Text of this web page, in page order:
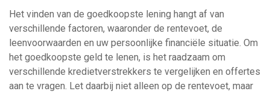
Het vinden van de goedkoopste lening hangt af van
verschillende factoren, waaronder de rentevoet, de
leenvoorwaarden en uw persoonlijke financiële situatie. Om
het goedkoopste geld te lenen, is het raadzaam om
verschillende kredietverstrekkers te vergelijken en offertes
aan te vragen. Let daarbij niet alleen op de rentevoet, maar